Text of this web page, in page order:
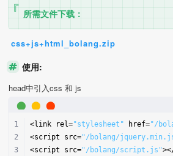
所需文件下载：
css+js+html_bolang.zip
使用:
head中引入css 和 js
<link rel="stylesheet" href="/
<script src="/bolang/
<script src="/bolang/script.js"